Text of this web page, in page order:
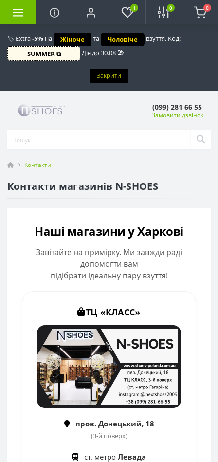
🏷️ Extra-5% на Жіноче та Чоловіче
взуття. Код:
SUMMER ⧉
Діє до 30.08 🏖️
Закрити
1 0 0
(099) 281 66 55
Замовити дзвінок
Контакти
Контакти магазинів N-SHOES
Наші магазини у Харкові
Завітайте на примірку. Ми завжди раді
допомогти вам
підібрати ідеальну пару взуття!
ТЦ «КЛАСС»
пров. Донецький, 18
(3-й поверх)
ст. метро Левада